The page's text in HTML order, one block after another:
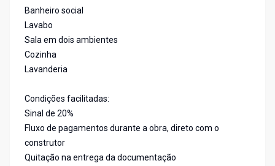
Banheiro social
Lavabo
Sala em dois ambientes
Cozinha
Lavanderia
Condições facilitadas:
Sinal de 20%
Fluxo de pagamentos durante a obra, direto com o
construtor
Quitação na entrega da documentação